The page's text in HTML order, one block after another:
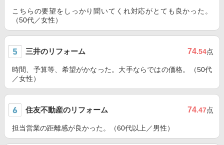
こちらの要望をしっかり聞いてくれ対応がとても良かった。
（50代／女性）
三井のリフォーム 74.54点
時間、予算等、希望がかなった。大手ならではの価格。（50代
／女性）
住友不動産のリフォーム 74.47点
担当営業の距離感が良かった。（60代以上／男性）